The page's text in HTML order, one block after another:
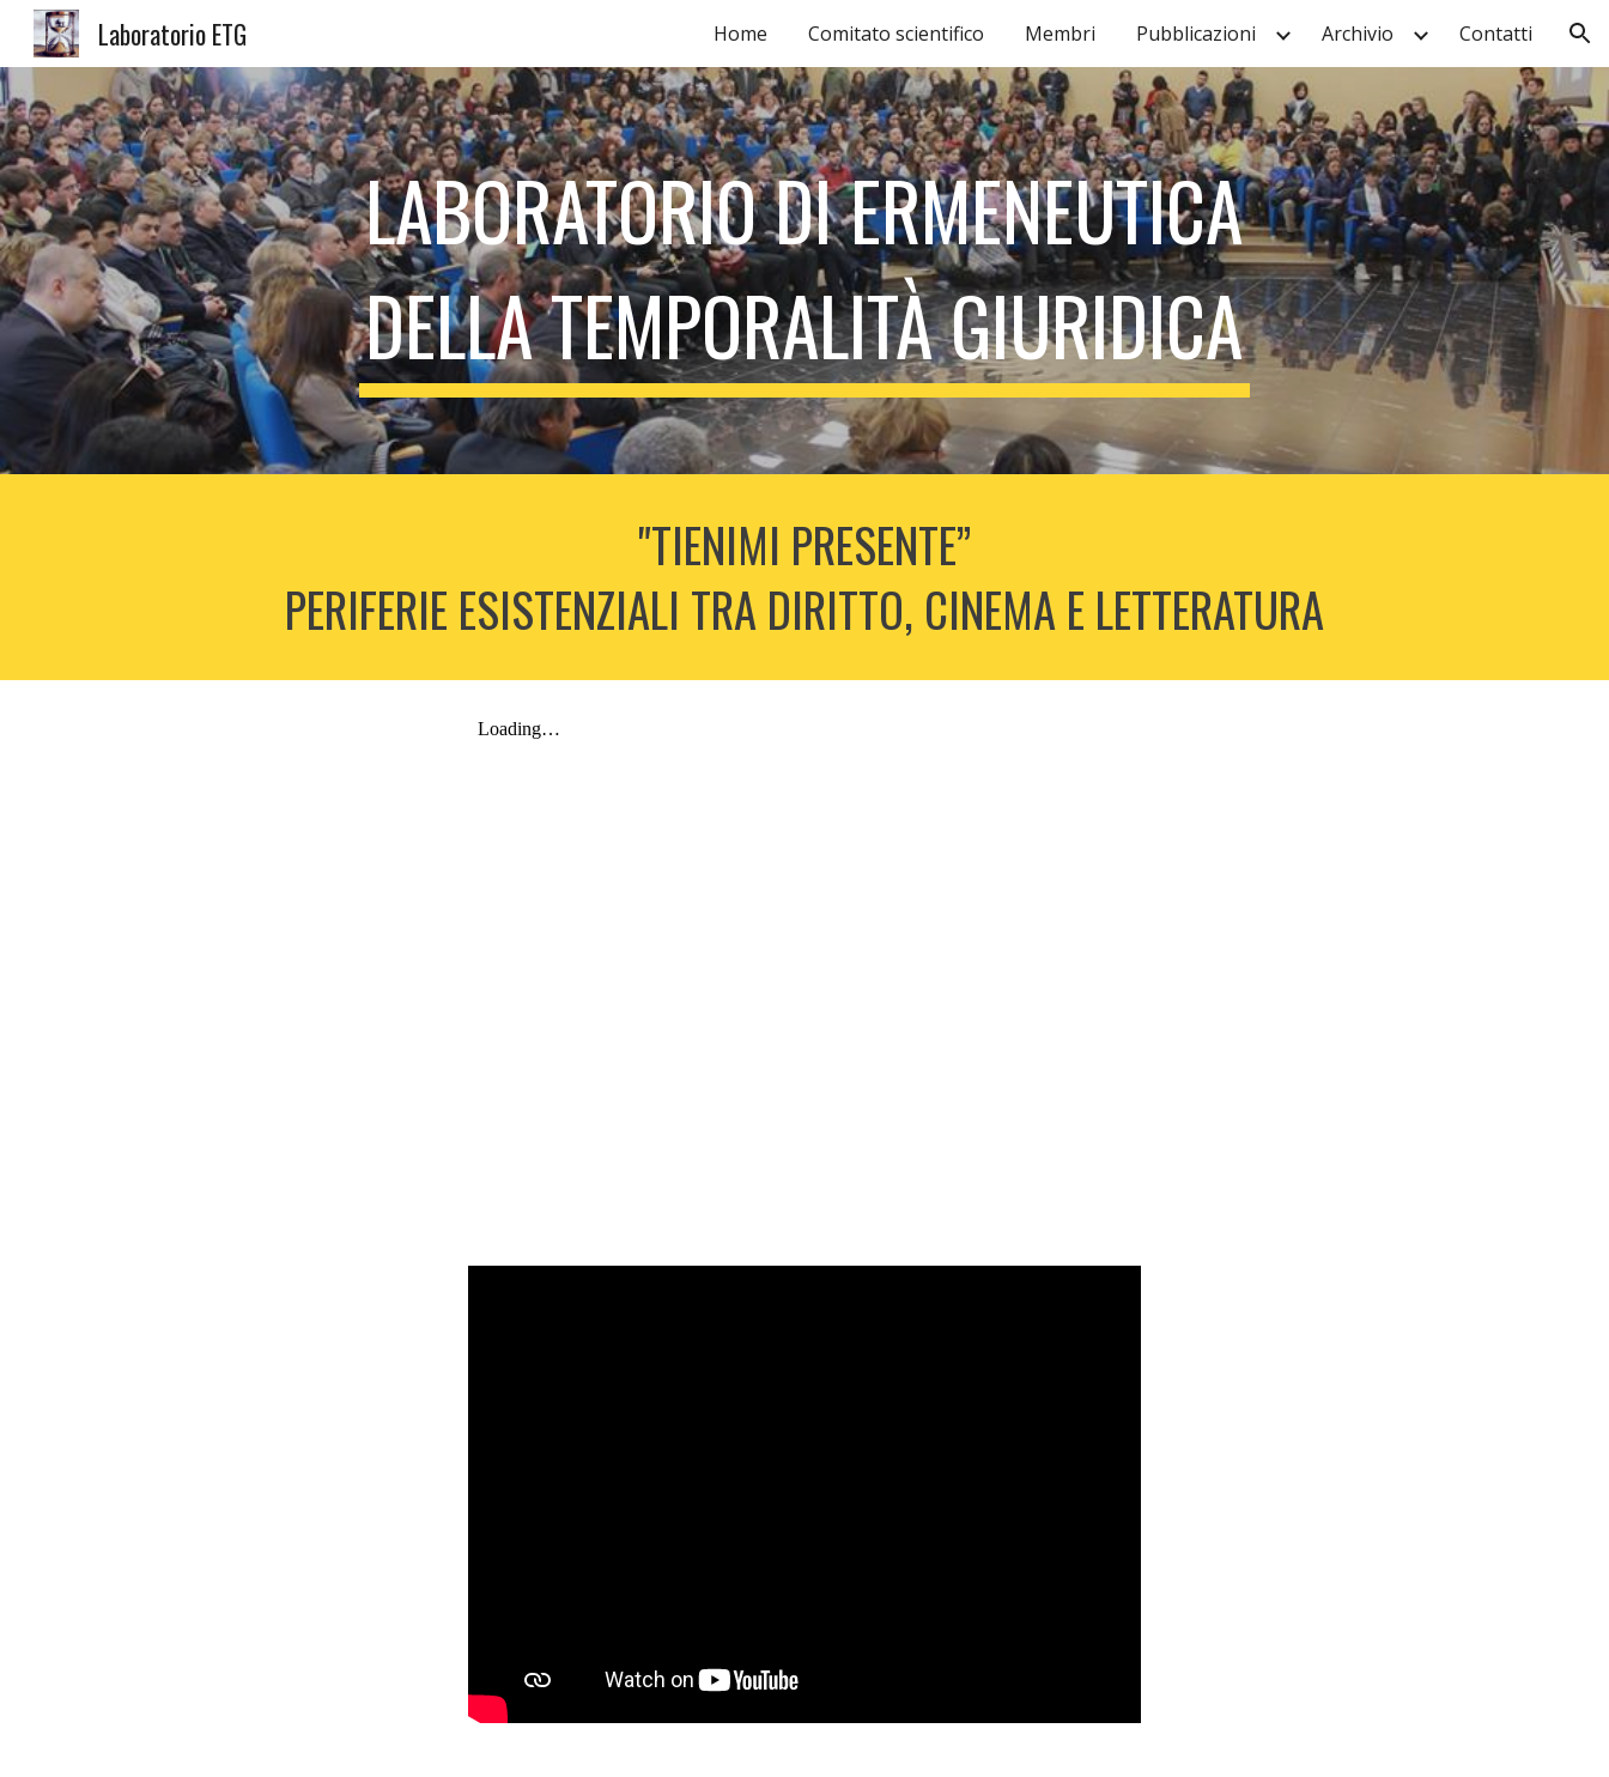
Skip to navigation
Laboratorio ETG Home Comitato scientifico Membri Pubblicazioni Archivio Contatti
LABORATORIO DI ERMENEUTICA
DELLA TEMPORALITÀ GIURIDICA
"TIENIMI PRESENTE”
PERIFERIE ESISTENZIALI TRA DIRITTO, CINEMA E LETTERATURA